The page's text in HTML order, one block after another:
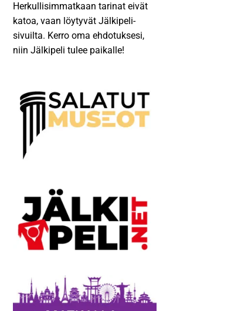
Herkullisimmatkaan tarinat eivät
katoa, vaan löytyvät Jälkipeli-
sivuilta. Kerro oma ehdotuksesi,
niin Jälkipeli tulee paikalle!